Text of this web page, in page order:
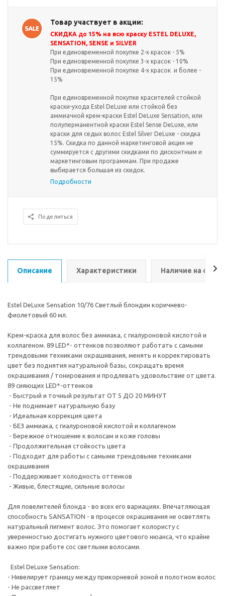
Товар участвует в акции:
СКИДКА до 15% на всю краску ESTEL DELUXE,
SENSATION, SENSE и SILVER
При единовременной покупке 2-х красок - 5%
При единовременной покупке 3-х красок - 10%
При единовременной покупке 4-х красок и более -
15%
При единовременной покупке красителей стойкой
краски-ухода Estel DeLuxe или стойкой без
аммиачной крем-краски Estel DeLuxe Sensation, или
полуперманентной краски Estel Sense DeLuxe, или
краски для седых волос Estel Silver DeLuxe - скидка
15%. Скидка по данной маркетинговой акции не
суммируется с другими скидками по дисконтным и
маркетинговым программам. При продаже
выбирается большая из скидок.
Подробности
Поделиться
Описание Характеристики Наличие на
Estel DeLuxe Sensation 10/76 Cветлый блондин коричнево-
фиолетовый 60 мл.
Крем-краска для волос без аммиака, с гиалуроновой кислотой и
коллагеном. 89 LED*- оттенков позволяют работать с самыми
трендовыми техниками окрашивания, менять и корректировать
цвет без поднятия натуральной базы, сокращать время
окрашивания / тонирования и продлевать удовольствие от цвета.
89 сияющих LED*-оттенков
- Быстрый и точный результат ОТ 5 ДО 20 МИНУТ
- Не поднимает натуральную базу
- Идеальная коррекция цвета
- БЕЗ аммиака, с гиалуроновой кислотой и коллагеном
- Бережное отношение к волосам и коже головы
- Продолжительная стойкость цвета
- Подходит для работы с самыми трендовыми техниками
окрашивания
- Поддерживает холодность оттенков
- Живые, блестящие, сильные волосы
Для повелителей блонда - во всех его вариациях. Впечатляющая
способность SANSATION - в процессе окрашивания не осветлять
натуральный пигмент волос. Это помогает колористу с
уверенностью достигать нужного цветового нюанса, что крайне
важно при работе сос светлыми волосами.
Estel DeLuxe Sensation:
- Нивелирует границу между прикорневой зоной и полотном волос
- Не рассветляет